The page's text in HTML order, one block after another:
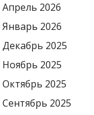
Апрель 2026
Январь 2026
Декабрь 2025
Ноябрь 2025
Октябрь 2025
Сентябрь 2025